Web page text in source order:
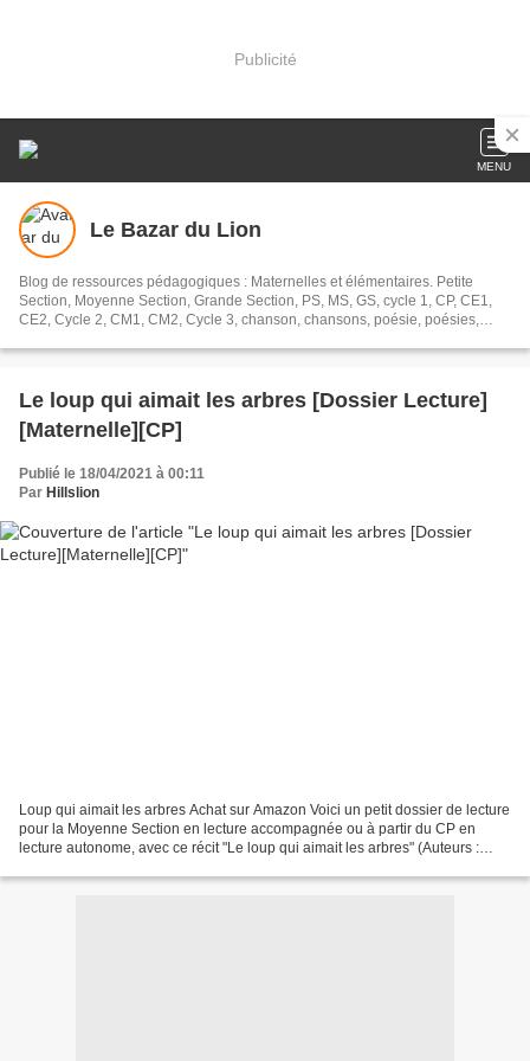
Publicité
MENU
Le Bazar du Lion
Blog de ressources pédagogiques : Maternelles et élémentaires. Petite
Section, Moyenne Section, Grande Section, PS, MS, GS, cycle 1, CP, CE1,
CE2, Cycle 2, CM1, CM2, Cycle 3, chanson, chansons, poésie, poésies,
exploitation, exploitations, oral, orale,
Le loup qui aimait les arbres [Dossier Lecture]
[Maternelle][CP]
Publié le 18/04/2021 à 00:11
Par Hillslion
Loup qui aimait les arbres Achat sur Amazon Voici un petit dossier de lecture
pour la Moyenne Section en lecture accompagnée ou à partir du CP en
lecture autonome, avec ce récit "Le loup qui aimait les arbres" (Auteurs :